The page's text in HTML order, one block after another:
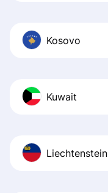
Kosovo
Kuwait
Liechtenstein